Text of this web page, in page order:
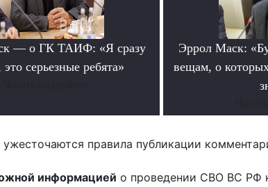
— о ГК ТАИФ: «Я сразу
серьезные ребята»
Эррол Маск:
вещам, о
правила публикации
информацией о проведении СВО ВС РФ